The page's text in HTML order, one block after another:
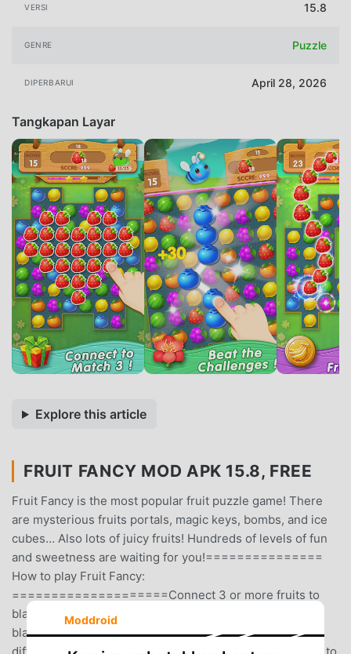
VERSI 15.8
GENRE Puzzle
DIPERBARUI April 28, 2026
Tangkapan Layar
Explore this article
FRUIT FANCY MOD APK 15.8, FREE
Fruit Fancy is the most popular fruit puzzle game! There
are mysterious fruits portals, magic keys, bombs, and ice
cubes… Also lots of juicy fruits! Hundreds of levels of fun
and sweetness are waiting for you!===============
How to play Fruit Fancy:
====================Connect 3 or more fruits to
blast! If you can connect more than 7 fruits, a blender
blade will spin & create massive fresh juice!Complete
Moddroid